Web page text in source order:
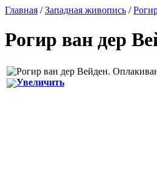
Главная /Западная живопись /
Рогир ван дер
Увеличить